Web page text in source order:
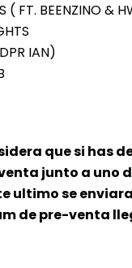
( FT. BEENZINO &
IAN)
que si has
junto a uno
ultimo se
de pre-venta